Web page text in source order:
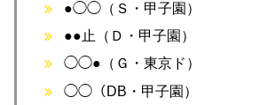
●◯◯（Ｓ・甲子園）
●●止（Ｄ・甲子園）
◯◯●（Ｇ・東京ド）
◯◯（DB・甲子園）